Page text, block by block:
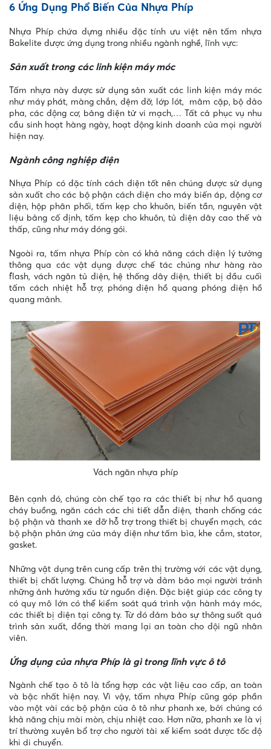
6 Ứng Dụng Phổ Biến Của Nhựa Phíp
Nhựa Phíp chứa đựng nhiều đặc tính ưu việt nên tấm nhựa
Bakelite được ứng dụng trong nhiều ngành nghề, lĩnh vực:
Sản xuất trong các linh kiện máy móc
Tấm nhựa này được sử dụng sản xuất các linh kiện máy móc
như máy phát, màng chắn, đệm đỡ, lớp lót, mâm cặp, bộ đảo
pha, các động cơ, bảng điện tử vi mạch,… Tất cả phục vụ nhu
cầu sinh hoạt hàng ngày, hoạt động kinh doanh của mọi người
hiện nay.
Ngành công nghiệp điện
Nhựa Phíp có đặc tính cách điện tốt nên chúng được sử dụng
sản xuất cho các bộ phận cách điện cho máy biến áp, động cơ
điện, hộp phân phối, tấm kẹp cho khuôn, biến tần, nguyên vật
liệu bảng cố định, tấm kẹp cho khuôn, tủ điện dây cao thế và
thấp, cũng như máy đóng gói.
Ngoài ra, tấm nhựa Phíp còn có khả năng cách điện lý tưởng
thông qua các vật dụng được chế tác chúng như hàng rào
flash, vách ngăn tủ điện, hệ thống dây điện, thiết bị đầu cuối
tấm cách nhiệt hỗ trợ, phóng điện hồ quang phóng điện hồ
quang mảnh.
Vách ngăn nhựa phíp
Bên cạnh đó, chúng còn chế tạo ra các thiết bị như hồ quang
cháy buồng, ngăn cách các chi tiết dẫn điện, thanh chống các
bộ phận và thanh xe đỡ hỗ trợ trong thiết bị chuyển mạch, các
bộ phận phản ứng của máy điện như tấm bìa, khe cắm, stator,
gasket.
Những vật dụng trên cung cấp trên thị trường với các vật dụng,
thiết bị chất lượng. Chúng hỗ trợ và đảm bảo mọi người tránh
những ảnh hưởng xấu từ nguồn điện. Đặc biệt giúp các công ty
có quy mô lớn có thể kiểm soát quá trình vận hành máy móc,
các thiết bị điện tại công ty. Từ đó đảm bảo sự thông suốt quá
trình sản xuất, đồng thời mang lại an toàn cho đội ngũ nhân
viên.
Ứng dụng của nhựa Phíp là gì trong lĩnh vực ô tô
Ngành chế tạo ô tô là tổng hợp các vật liệu cao cấp, an toàn
và bậc nhất hiện nay. Vì vậy, tấm nhựa Phíp cũng góp phần
vào một vài các bộ phận của ô tô như phanh xe, bởi chúng có
khả năng chịu mài mòn, chịu nhiệt cao. Hơn nữa, phanh xe là vị
trí thường xuyên bổ trợ cho người tài xế kiểm soát được tốc độ
khi di chuyển.